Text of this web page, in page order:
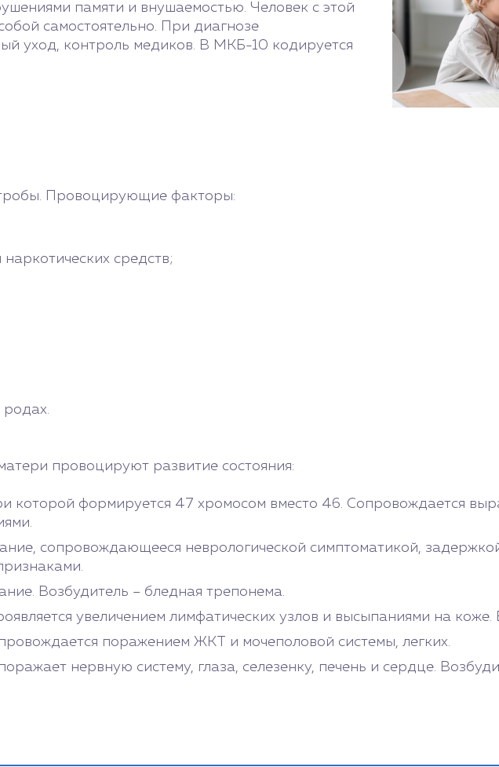
памяти и внушаемостью. Человек с этой
самостоятельно. При диагнозе
уход, контроль медиков. В МКБ-10 кодируется
Провоцирующие факторы:
средств;
родах.
провоцируют развитие состояния:
которой формируется 47 хромосом вместо 46. Сопровождается
сопровождающееся неврологической симптоматикой,
Возбудитель – бледная трепонема.
увеличением лимфатических узлов и высыпаниями на коже.
поражением ЖКТ и мочеполовой системы, легких.
нервную систему, глаза, селезенку, печень и сердце.